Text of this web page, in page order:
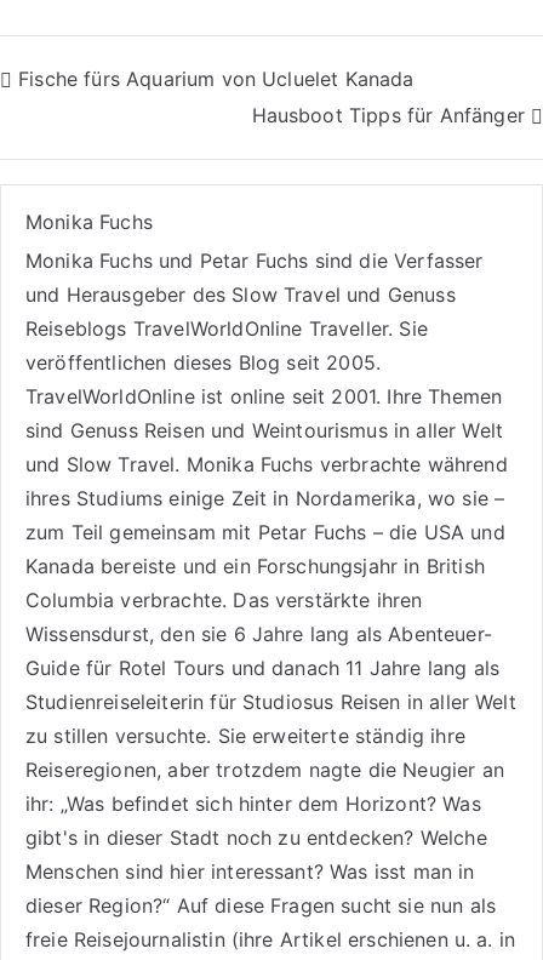
Beitragsnavigation
Fische fürs Aquarium von Ucluelet Kanada
Hausboot Tipps für Anfänger
Monika Fuchs
Monika Fuchs und Petar Fuchs sind die Verfasser
und Herausgeber des Slow Travel und Genuss
Reiseblogs TravelWorldOnline Traveller. Sie
veröffentlichen dieses Blog seit 2005.
TravelWorldOnline ist online seit 2001. Ihre Themen
sind Genuss Reisenund Weintourismusin aller Welt
und Slow Travel. Monika Fuchs verbrachte während
ihres Studiums einige Zeit in Nordamerika, wo sie –
zum Teil gemeinsam mit Petar Fuchs – die USA und
Kanada bereiste und ein Forschungsjahr in British
Columbia verbrachte. Das verstärkte ihren
Wissensdurst, den sie 6 Jahre lang alsAbenteuer-
Guide für Rotel Tours und danach 11 Jahre lang als
Studienreiseleiterin für Studiosus Reisen in aller Welt
zu stillen versuchte. Sie erweiterte ständig ihre
Reiseregionen, aber trotzdem nagte die Neugier an
ihr: „Was befindet sich hinter dem Horizont? Was
gibt's in dieser Stadt noch zu entdecken? Welche
Menschen sind hier interessant? Was isst man in
dieser Region?“ Auf diese Fragen sucht sie nun als
freie Reisejournalistin (ihre Artikel erschienen u. a. in